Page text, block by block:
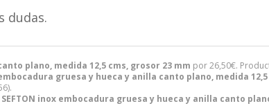
plano, medida 12,5 cms, grosor 23 mm por26,50€.
gruesa y hueca y anilla canto plano, medida
inox embocadura gruesa y hueca y anilla canto
dudas.